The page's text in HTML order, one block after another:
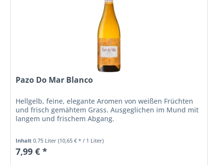
Pazo Do Mar Blanco
Hellgelb, feine, elegante Aromen von weißen Früchten
und frisch gemähtem Grass. Ausgeglichen im Mund mit
langem und frischem Abgang.
Inhalt0.75 Liter(10,65 € * / 1 Liter)
7,99 € *